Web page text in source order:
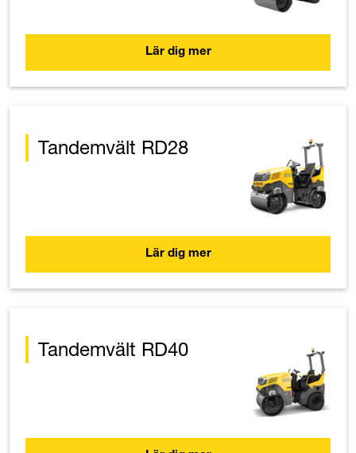
Lär dig mer
Tandemvält RD28
Lär dig mer
Tandemvält RD40